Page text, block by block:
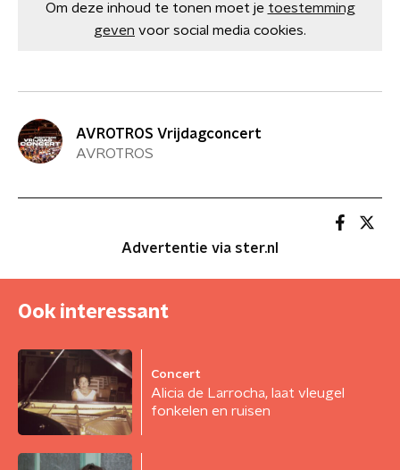
Om deze inhoud te tonen moet je toestemming
geven voor social media cookies.
AVROTROS Vrijdagconcert
AVROTROS
Advertentie via ster.nl
Ook interessant
Concert
Alicia de Larrocha, laat vleugel
fonkelen en ruisen